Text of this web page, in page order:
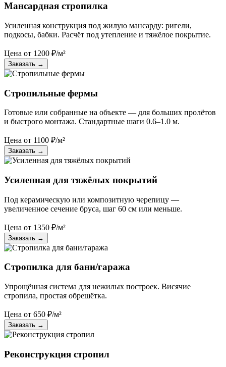
Мансардная стропилка
Усиленная конструкция под жилую мансарду: ригели,
подкосы, бабки. Расчёт под утепление и тяжёлое покрытие.
Цена от 1200 ₽/м²
Заказать →
Стропильные фермы
Готовые или собранные на объекте — для больших пролётов
и быстрого монтажа. Стандартные шаги 0.6–1.0 м.
Цена от 1100 ₽/м²
Заказать →
Усиленная для тяжёлых покрытий
Под керамическую или композитную черепицу —
увеличенное сечение бруса, шаг 60 см или меньше.
Цена от 1350 ₽/м²
Заказать →
Стропилка для бани/гаража
Упрощённая система для нежилых построек. Висячие
стропила, простая обрешётка.
Цена от 650 ₽/м²
Заказать →
Реконструкция стропил